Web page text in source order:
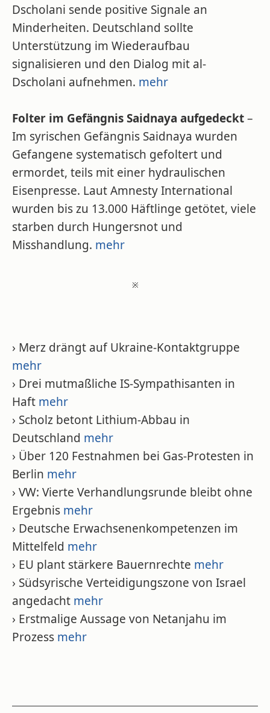
Dscholani sende positive Signale an
Minderheiten. Deutschland sollte
Unterstützung im Wiederaufbau
signalisieren und den Dialog mit al-
Dscholani aufnehmen. mehr
Folter im Gefängnis Saidnaya aufgedeckt–
Im syrischen Gefängnis Saidnaya wurden
Gefangene systematisch gefoltert und
ermordet, teils mit einer hydraulischen
Eisenpresse. Laut Amnesty International
wurden bis zu 13.000 Häftlinge getötet, viele
starben durch Hungersnot und
Misshandlung. mehr
※
› Merz drängt auf Ukraine-Kontaktgruppe
mehr
› Drei mutmaßliche IS-Sympathisanten in
Haft mehr
› Scholz betont Lithium-Abbau in
Deutschland mehr
› Über 120 Festnahmen bei Gas-Protesten in
Berlin mehr
› VW: Vierte Verhandlungsrunde bleibt ohne
Ergebnis mehr
› Deutsche Erwachsenenkompetenzen im
Mittelfeld mehr
› EU plant stärkere Bauernrechte mehr
› Südsyrische Verteidigungszone von Israel
angedacht mehr
› Erstmalige Aussage von Netanjahu im
Prozess mehr